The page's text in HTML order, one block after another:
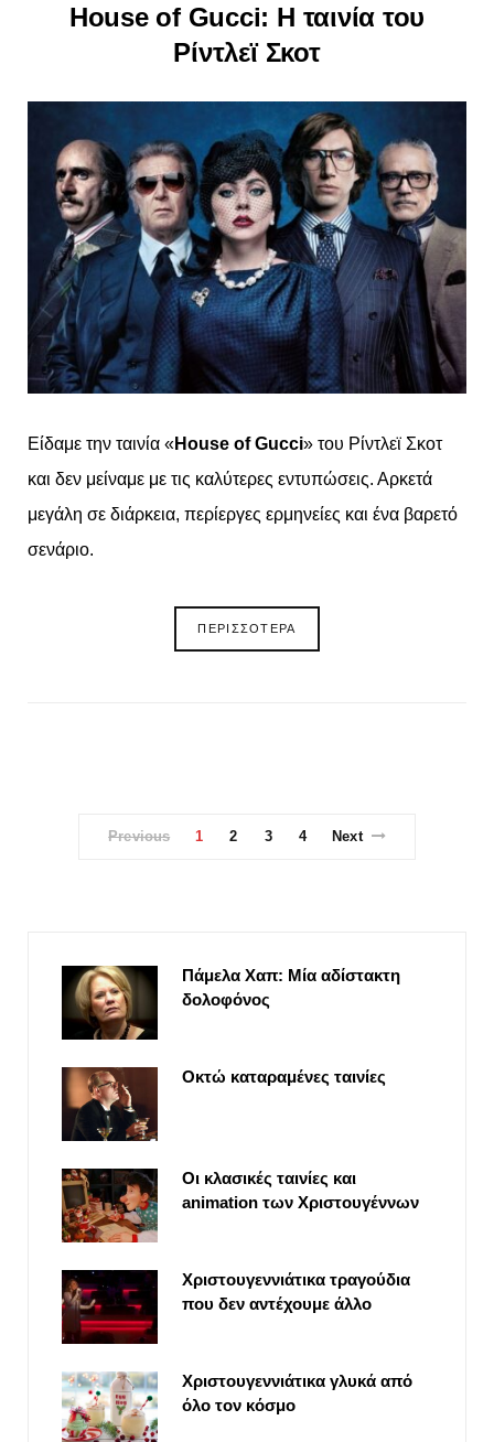
House of Gucci: Η ταινία του
Ρίντλεϊ Σκοτ
Είδαμε την ταινία «House of Gucci» του Ρίντλεϊ Σκοτ
και δεν μείναμε με τις καλύτερες εντυπώσεις. Αρκετά
μεγάλη σε διάρκεια, περίεργες ερμηνείες και ένα βαρετό
σενάριο.
ΠΕΡΙΣΣΟΤΕΡΑ
Previous 1 2 3 4 Next
Πάμελα Χαπ: Μία αδίστακτη
δολοφόνος
Οκτώ καταραμένες ταινίες
Οι κλασικές ταινίες και
animation των Χριστουγέννων
Χριστουγεννιάτικα τραγούδια
που δεν αντέχουμε άλλο
Χριστουγεννιάτικα γλυκά από
όλο τον κόσμο